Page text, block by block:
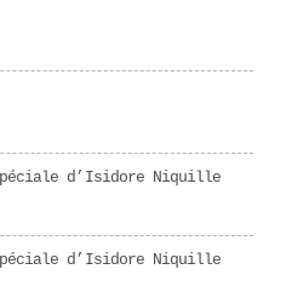
d’Isidore Niquille
d’Isidore Niquille